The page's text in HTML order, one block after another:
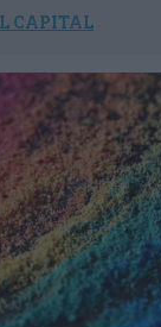
CAPITAL